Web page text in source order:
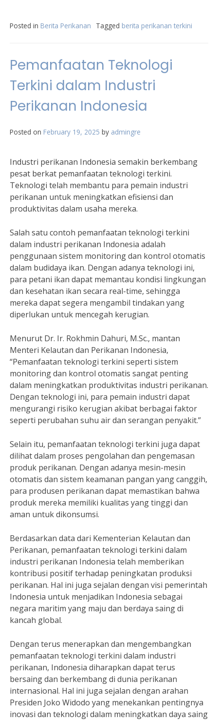
Posted in Berita Perikanan Tagged berita perikanan terkini
Pemanfaatan Teknologi
Terkini dalam Industri
Perikanan Indonesia
Posted on February 19, 2025 by admingre
Industri perikanan Indonesia semakin berkembang
pesat berkat pemanfaatan teknologi terkini.
Teknologi telah membantu para pemain industri
perikanan untuk meningkatkan efisiensi dan
produktivitas dalam usaha mereka.
Salah satu contoh pemanfaatan teknologi terkini
dalam industri perikanan Indonesia adalah
penggunaan sistem monitoring dan kontrol otomatis
dalam budidaya ikan. Dengan adanya teknologi ini,
para petani ikan dapat memantau kondisi lingkungan
dan kesehatan ikan secara real-time, sehingga
mereka dapat segera mengambil tindakan yang
diperlukan untuk mencegah kerugian.
Menurut Dr. Ir. Rokhmin Dahuri, M.Sc., mantan
Menteri Kelautan dan Perikanan Indonesia,
“Pemanfaatan teknologi terkini seperti sistem
monitoring dan kontrol otomatis sangat penting
dalam meningkatkan produktivitas industri perikanan.
Dengan teknologi ini, para pemain industri dapat
mengurangi risiko kerugian akibat berbagai faktor
seperti perubahan suhu air dan serangan penyakit.”
Selain itu, pemanfaatan teknologi terkini juga dapat
dilihat dalam proses pengolahan dan pengemasan
produk perikanan. Dengan adanya mesin-mesin
otomatis dan sistem keamanan pangan yang canggih,
para produsen perikanan dapat memastikan bahwa
produk mereka memiliki kualitas yang tinggi dan
aman untuk dikonsumsi.
Berdasarkan data dari Kementerian Kelautan dan
Perikanan, pemanfaatan teknologi terkini dalam
industri perikanan Indonesia telah memberikan
kontribusi positif terhadap peningkatan produksi
perikanan. Hal ini juga sejalan dengan visi pemerintah
Indonesia untuk menjadikan Indonesia sebagai
negara maritim yang maju dan berdaya saing di
kancah global.
Dengan terus menerapkan dan mengembangkan
pemanfaatan teknologi terkini dalam industri
perikanan, Indonesia diharapkan dapat terus
bersaing dan berkembang di dunia perikanan
internasional. Hal ini juga sejalan dengan arahan
Presiden Joko Widodo yang menekankan pentingnya
inovasi dan teknologi dalam meningkatkan daya saing